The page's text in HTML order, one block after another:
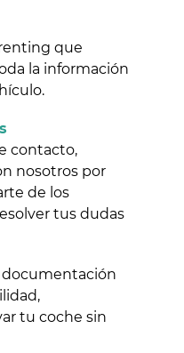
que
la información
contacto,
nosotros por
de los
tus dudas
documentación
tu coche sin